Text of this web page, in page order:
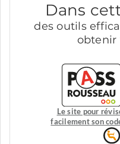
Dans
des outils
obtenir
Le site pour
facilement son